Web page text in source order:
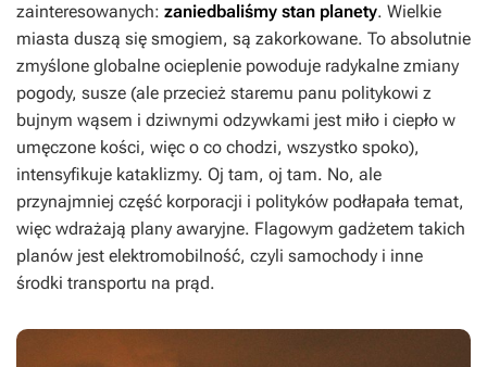
zainteresowanych: zaniedbaliśmy stan planety. Wielkie
miasta duszą się smogiem, są zakorkowane. To absolutnie
zmyślone globalne ocieplenie powoduje radykalne zmiany
pogody, susze (ale przecież staremu panu politykowi z
bujnym wąsem i dziwnymi odzywkami jest miło i ciepło w
umęczone kości, więc o co chodzi, wszystko spoko),
intensyfikuje kataklizmy. Oj tam, oj tam. No, ale
przynajmniej część korporacji i polityków podłapała temat,
więc wdrażają plany awaryjne. Flagowym gadżetem takich
planów jest elektromobilność, czyli samochody i inne
środki transportu na prąd.